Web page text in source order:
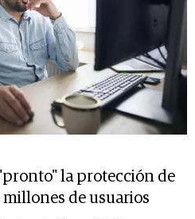
la protección de
de usuarios